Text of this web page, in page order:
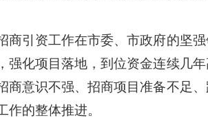
商引资工作在市委、市政府的坚
强化项目落地，到位资金连续几
商意识不强、招商项目准备不足
的整体推进。